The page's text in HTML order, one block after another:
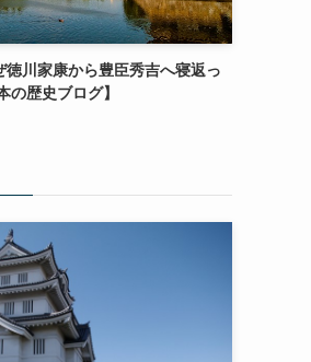
徳川家康から豊臣秀吉へ寝返っ
の歴史ブログ】